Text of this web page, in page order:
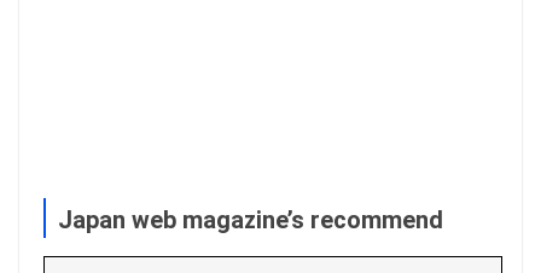
Japan web magazine’s recommend